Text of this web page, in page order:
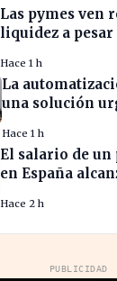
Las pymes ven
liquidez a
trimestre
Hace 1 h
La
una solución
Hace 1 h
El salario de un
en España
Hace 2 h
PUBLICIDAD